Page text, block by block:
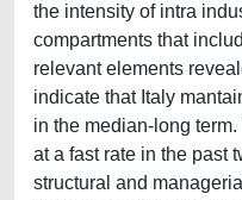
the intensity of intra
compartments that
relevant elements
indicate that Italy
in the median-long
at a fast rate in the past
structural and